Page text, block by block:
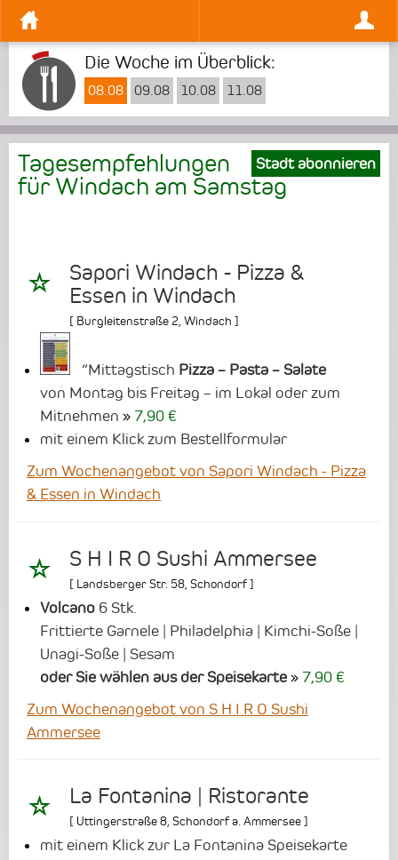
Die Woche im Überblick:
08.08 09.08 10.08 11.08
Stadt abonnieren
Tagesempfehlungen
für Windach am Samstag
Sapori Windach - Pizza &
Essen in Windach
[ Burgleitenstraße 2,Windach ]
“Mittagstisch Pizza – Pasta – Salate
von Montag bis Freitag – im Lokal oder zum
Mitnehmen
7,90 €
mit einem Klick zum Bestellformular
Zum Wochenangebot von Sapori Windach - Pizza
& Essen in Windach
S H I R O Sushi Ammersee
[ Landsberger Str. 58 Schondorf]
Volcano 6 Stk.
Frittierte Garnele | Philadelphia | Kimchi-Soße |
Unagi-Soße | Sesam
oder Sie wählen aus der Speisekarte
7,90 €
Zum Wochenangebot von S H I R O Sushi
Ammersee
La Fontanina | Ristorante
[ Uttingerstraße 8 Schondorf a. Ammersee]
mit einem Klick zur La Fontanina Speisekarte